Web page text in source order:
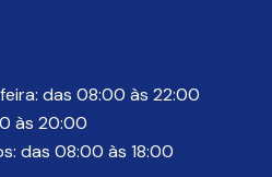
das 08:00 às 22:00
às 20:00
das 08:00 às 18:00